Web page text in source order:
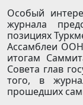
Особый
журнала
позициях
Ассамблеи
итогам
Совета глав
того, в
прошедших